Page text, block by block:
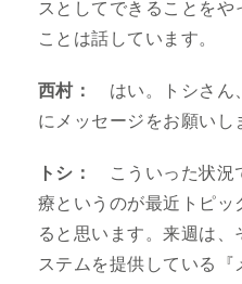
スとしてできることをや
ことは話しています。
西村：
はい。トシさん
にメッセージをお願いし
トシ：
こういった状況
療というのが最近トピッ
ると思います。来週は
ステムを提供している『